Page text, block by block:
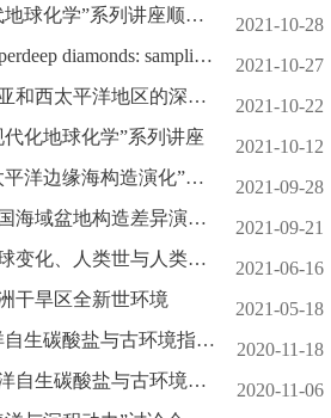
第43期蓝海论坛“现代地球化学”系列讲座顺利举办
2021-10-28
蓝海论坛第45期：Superdeep diamonds: sampling plate tectonics at 400 to 700 km depths in Earth's mantle
2021-10-27
蓝海论坛第44期：东亚和西太平洋地区的深部结构及地震火山活动与动力学过程
2021-10-22
化地球化学”系列讲座
2021-10-12
第42期蓝海论坛“西太平洋边缘海构造演化”成功举办
2021-09-28
蓝海论坛第42期：中国海域盆地构造差异演化及其动力学背景
2021-09-21
蓝海论坛第41期：全球变化、人类世与人类未来
2021-06-16
干旱区全新世环境
2021-05-18
第39期蓝海论坛“海洋自生碳酸盐与古环境指标”成功举办
2020-11-18
蓝海论坛第39期：海洋自生碳酸盐与古环境指标
2020-11-06